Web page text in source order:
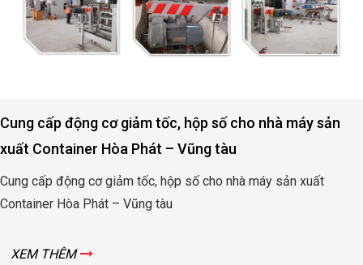
Cung cấp động cơ giảm tốc, hộp số cho nhà máy sản
xuất Container Hòa Phát – Vũng tàu
Cung cấp động cơ giảm tốc, hộp số cho nhà máy sản xuất
Container Hòa Phát – Vũng tàu
XEM THÊM